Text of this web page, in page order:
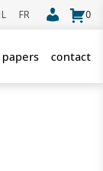
0
papers contact